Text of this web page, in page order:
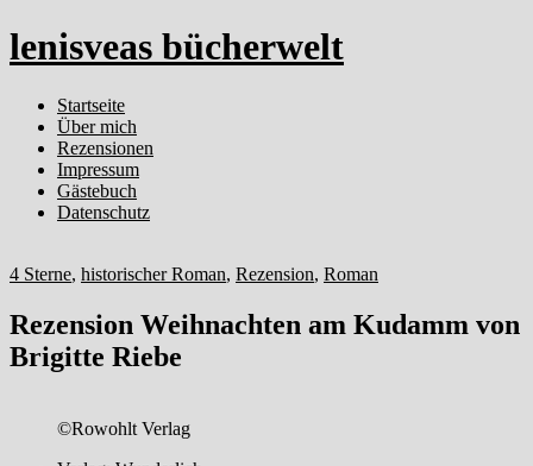
lenisveas bücherwelt
Startseite
Über mich
Rezensionen
Impressum
Gästebuch
Datenschutz
4 Sterne, historischer Roman, Rezension, Roman
Rezension Weihnachten am Kudamm von
Brigitte Riebe
©Rowohlt Verlag